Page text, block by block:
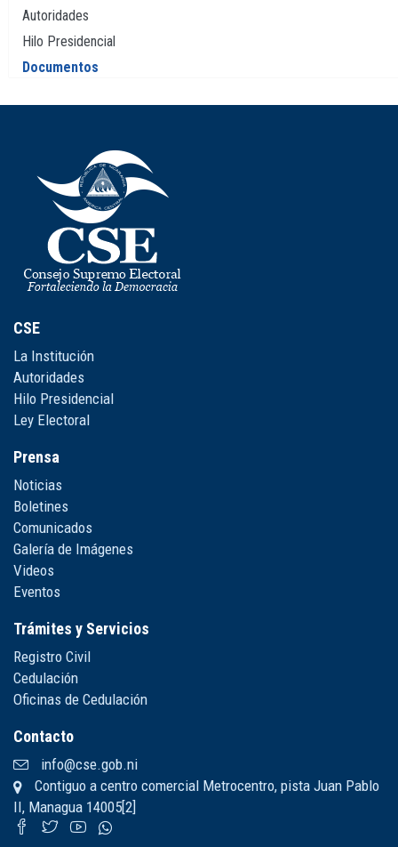
Autoridades
Hilo Presidencial
Documentos
CSE
La Institución
Autoridades
Hilo Presidencial
Ley Electoral
Prensa
Noticias
Boletines
Comunicados
Galería de Imágenes
Videos
Eventos
Trámites y Servicios
Registro Civil
Cedulación
Oficinas de Cedulación
Contacto
info@cse.gob.ni
Contiguo a centro comercial Metrocentro, pista Juan Pablo
II, Managua 14005[2]